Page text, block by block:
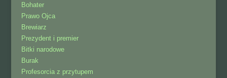
Bohater
Prawo Ojca
Brewiarz
Prezydent i premier
Bitki narodowe
Burak
Profesorcia z przytupem